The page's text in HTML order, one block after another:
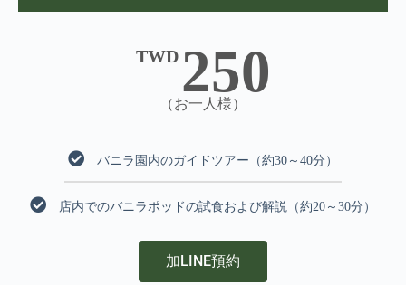
TWD 250
（お一人様）
バニラ園内のガイドツアー（約30～40分）
店内でのバニラポッドの試食および解説（約20～30分）
加LINE預約